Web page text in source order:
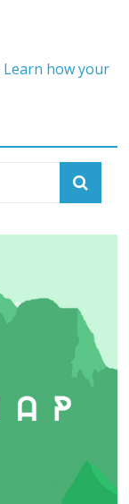
Learn how your